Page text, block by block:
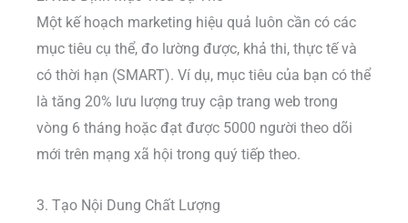
Một kế hoạch marketing hiệu quả luôn cần có các
mục tiêu cụ thể, đo lường được, khả thi, thực tế và
có thời hạn (SMART). Ví dụ, mục tiêu của bạn có thể
là tăng 20% lưu lượng truy cập trang web trong
vòng 6 tháng hoặc đạt được 5000 người theo dõi
mới trên mạng xã hội trong quý tiếp theo.
3. Tạo Nội Dung Chất Lượng